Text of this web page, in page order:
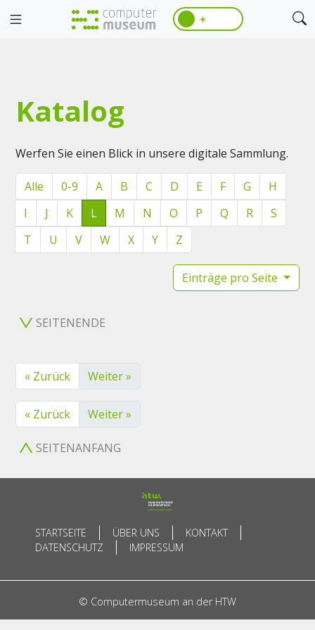
☀️
Katalog
Werfen Sie einen Blick in unsere digitale Sammlung.
Alle 0-9 A B C D E F G
H
I
J K L M N O P Q R
S
T
U V W X Y Z
Einträge pro Seite
SEITENENDE
« Zurück Weiter »
« Zurück Weiter »
SEITENANFANG
STARTSEITE ÜBER UNS
KONTAKT
DATENSCHUTZ
IMPRESSUM
© Computermuseum an der HTW